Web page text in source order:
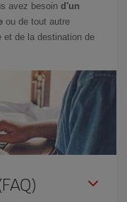
avez besoin d'un
ou de tout autre
et de la destination de